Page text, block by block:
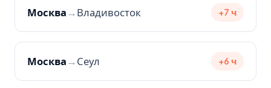
Москва→Владивосток +7 ч
Москва→Сеул +6 ч